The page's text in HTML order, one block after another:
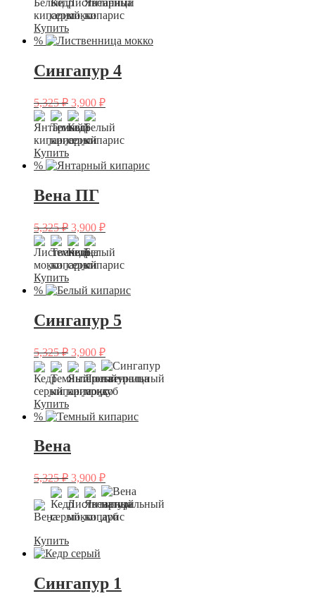
Купить
%
Сингапур 4
5,325₽ 3,900 ₽
Купить
%
Вена ПГ
5,325₽ 3,900 ₽
Купить
%
Сингапур 5
5,325₽ 3,900 ₽
Купить
%
Вена
5,325₽ 3,900 ₽
Купить
Сингапур 1